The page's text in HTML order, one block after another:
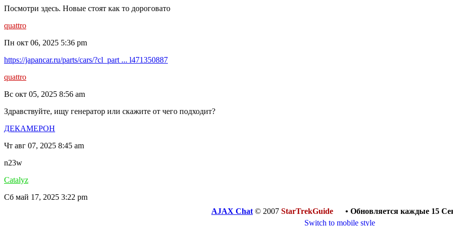
Посмотри здесь. Новые стоят как то дороговато
quattro
Пн окт 06, 2025 5:36 pm
https://japancar.ru/parts/cars/?cl_part ... l471350887
quattro
Вс окт 05, 2025 8:56 am
Здравствуйте, ищу генератор или скажите от чего подходит?
ДЕКАМЕРОН
Чт авг 07, 2025 8:45 am
n23w
Catalyz
Сб май 17, 2025 3:22 pm
Так же без ограничения можно создавать темы в разделе "Базар".AJAX Chat© 2007 StarTrekGuide • Обновляется каждые 15
Switch to mobile style